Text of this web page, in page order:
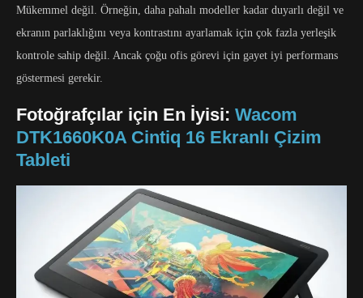
Mükemmel değil. Örneğin, daha pahalı modeller kadar duyarlı değil ve
ekranın parlaklığını veya kontrastını ayarlamak için çok fazla yerleşik
kontrole sahip değil. Ancak çoğu ofis görevi için gayet iyi performans
göstermesi gerekir.
Fotoğrafçılar için En İyisi: Wacom
DTK1660K0A Cintiq 16 Ekranlı Çizim
Tableti